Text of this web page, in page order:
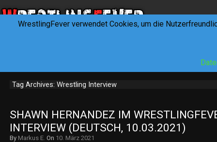
Tag Archives: Wrestling Interview
SHAWN HERNANDEZ IM
INTERVIEW (DEUTSCH, 10.03.2021)
By Markus E. On 10. März 2021
WrestlingFever verwendet Cookies, um die